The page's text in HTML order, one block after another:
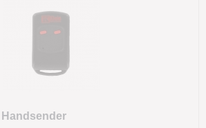
Handsender